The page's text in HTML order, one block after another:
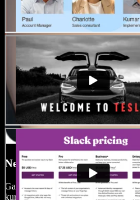
Nemokama medijos
Gaukite prieigą prie milžiniškos
kurioje gausu veiksmo vaizdo